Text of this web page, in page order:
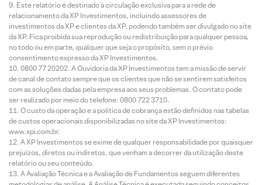
Este relatório é destinado à circulação exclusiva para a rede de
relacionamento da XP Investimentos, incluindo assessores de
investimentos da XP e clientes da XP, podendo também ser divulgado no site
da XP. Fica proibida sua reprodução ou redistribuição para qualquer pessoa,
no todo ou em parte, qualquer que seja o propósito, sem o prévio
consentimento expresso da XP Investimentos.
0800 77 20202. A Ouvidoria da XP Investimentos tem a missão de servir
de canal de contato sempre que os clientes que não se sentirem satisfeitos
com as soluções dadas pela empresa aos seus problemas. O contato pode
ser realizado por meio do telefone: 0800 722 3710.
O custo da operação e a política de cobrança estão definidos nas tabelas
de custos operacionais disponibilizadas no site da XP Investimentos:
www.xpi.com.br.
A XP Investimentos se exime de qualquer responsabilidade por quaisquer
prejuízos, diretos ou indiretos, que venham a decorrer da utilização deste
relatório ou seu conteúdo.
A Avaliação Técnica e a Avaliação de Fundamentos seguem diferentes